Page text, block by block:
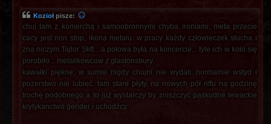
Kozioł pisze:
chuj tam z komerchą i samoobronnymi chyba ironiami, meta przecie
cacy jest non stop, ikona metalu. w pracy każdy człowieczek słucha i
zna niczym Tajlor Słift... a połowa była na koncercie... tyle ich w koło się
porobiło... metalikowcow z glastonsbury.
kawałki piękne, w sumie nigdy chujni nie wydali. normalnie wstyd i
pozerstwo nie lubieć. tam stare płyty, na nowych pół riffu na godzinę
trochę podobnego a to już wystarczy by zniszczyć paskudne lewackie
krytykanctwo gender i uchodźcy.